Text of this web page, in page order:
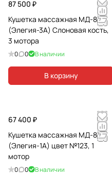
87 500 ₽
Кушетка массажная МД-849
(Элегия-3А) Слоновая кость,
3 мотора
0 0 В наличии
В корзину
67 400 ₽
Кушетка массажная МД-837
(Элегия-1А) цвет №123, 1
мотор
0 0 В наличии